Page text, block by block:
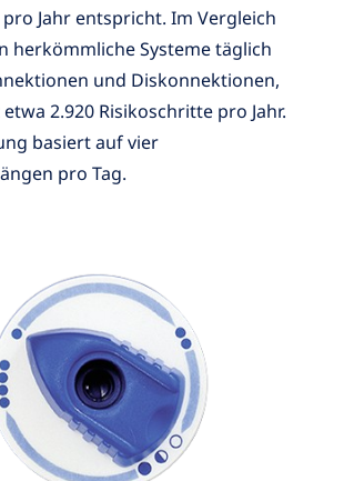
Jahr entspricht. Im Vergleich
herkömmliche Systeme täglich
und Diskonnektionen,
2.920 Risikoschritte pro Jahr.
basiert auf vier
pro Tag.